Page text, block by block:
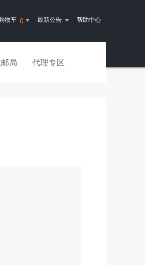
物车 0 最新公告 帮助中心
局 代理专区